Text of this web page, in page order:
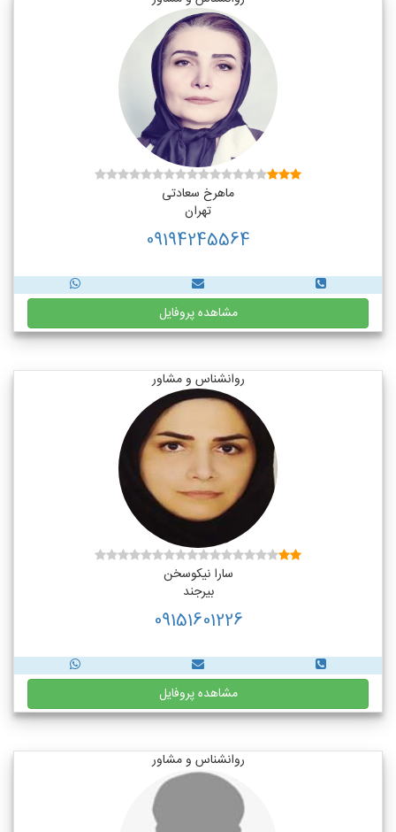
ماهرخ سعادتی
تهران
09194245564
مشاهده پروفایل
روانشناس و مشاور
سارا نیکوسخن
بیرجند
09151601226
مشاهده پروفایل
روانشناس و مشاور